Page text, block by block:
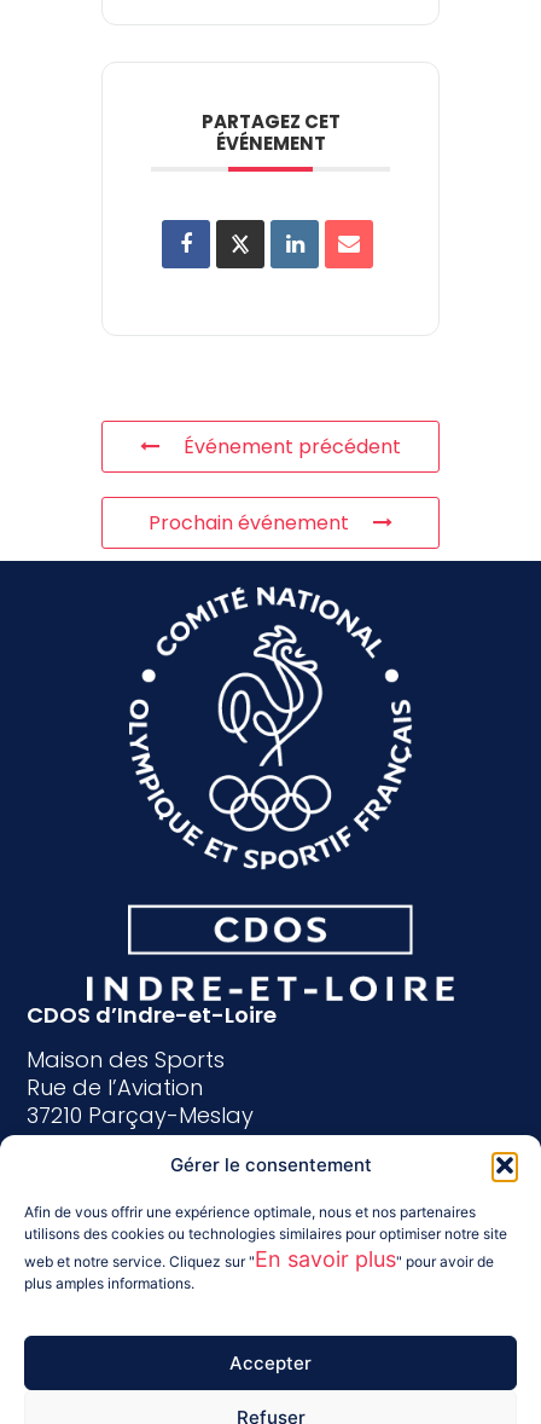
Gérer le consentement
Afin de vous offrir une expérience optimale, nous et nos partenaires
utilisons des cookies ou technologies similaires pour optimiser notre site
web et notre service. Cliquez sur "En savoir plus" pour avoir de
plus amples informations.
Accepter
Refuser
PARTAGEZ CET
ÉVÉNEMENT
Événement précédent
Prochain événement
CDOS d’Indre-et-Loire
Maison des Sports
Rue de l’Aviation
37210 Parçay-Meslay
Tél : 02 47 40 25 15
indreetloire@franceolympique.com
Suivez-nous :